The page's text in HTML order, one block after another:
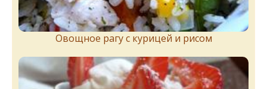
Овощное рагу с курицей и рисом